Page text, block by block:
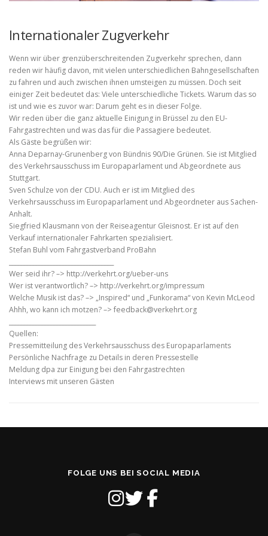
Internationaler Zugverkehr
Wenn wir über grenzüberschreitenden Zugverkehr sprechen, dann
reden wir häufig davon, mit vielen unterschiedlichen Bahngesellschaften
zu fahren und auch zwischen ihnen umsteigen zu müssen. Doch seit
einiger Zeit bedeutet das: Viele unterschiedliche Tickets. Warum das so
ist und wie es zuvor war: Darum geht es in dieser Folge.
Wir reden über die ganz aktuelle Einigung in Brüssel zu den EU-
Fahrgastrechten und was das für die Passagiere bedeutet.
Als Gäste begrüßen wir:
Anna Deparnay-Grunenberg von Bündnis 90/Die Grünen. Sie ist Mitglied
des Verkehrsausschuss im Europaparlament und Abgeordnete aus
Stuttgart.
Sven Schulze von der CDU. Auch er ist im Mitglied des
Verkehrsausschuss im Europaparlament und Abgeordneter aus Sachen-
Anhalt.
Siegfried Klausmann von der Reiseagentur Gleisnost. Er ist auf den
Verkauf internationaler Fahrkarten spezialisiert.
Stefan Buhl vom Fahrgastverband ProBahn
Wer seid ihr? –> http://verkehrt.org/ueber-uns
Wer ist verantwortlich? –> http://verkehrt.org/impressum
Welche Musik ist das? –> „Inspired“ und „Funkorama“ von Kevin McLeod
Ahhh, wo kann ich motzen? –> feedback@verkehrt.org
Quellen:
Pressemitteilung des Verkehrsausschuss des Europaparlaments
Persönliche Nachfrage zu Details in deren Pressestelle
Meldung dpa zur Einigung bei den Fahrgastrechten
Interviews mit unseren Gästen
FOLGE UNS BEI SOCIAL MEDIA